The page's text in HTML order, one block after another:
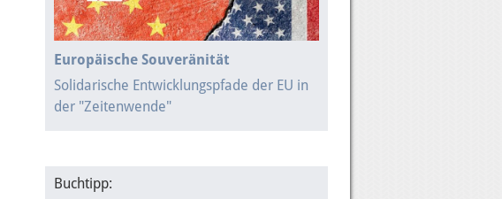
Europäische Souveränität
Solidarische Entwicklungspfade der EU in
der "Zeitenwende"
Buchtipp: